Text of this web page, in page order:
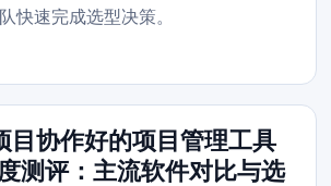
快速完成选型决策。
协作好的项目管理工具
测评：主流软件对比与选